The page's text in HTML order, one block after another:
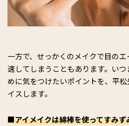
一方で、せっかくのメイクで目の
速してしまうこともあります。い
めに気をつけたいポイントを、平
イスします。
■アイメイクは綿棒を使ってすみず